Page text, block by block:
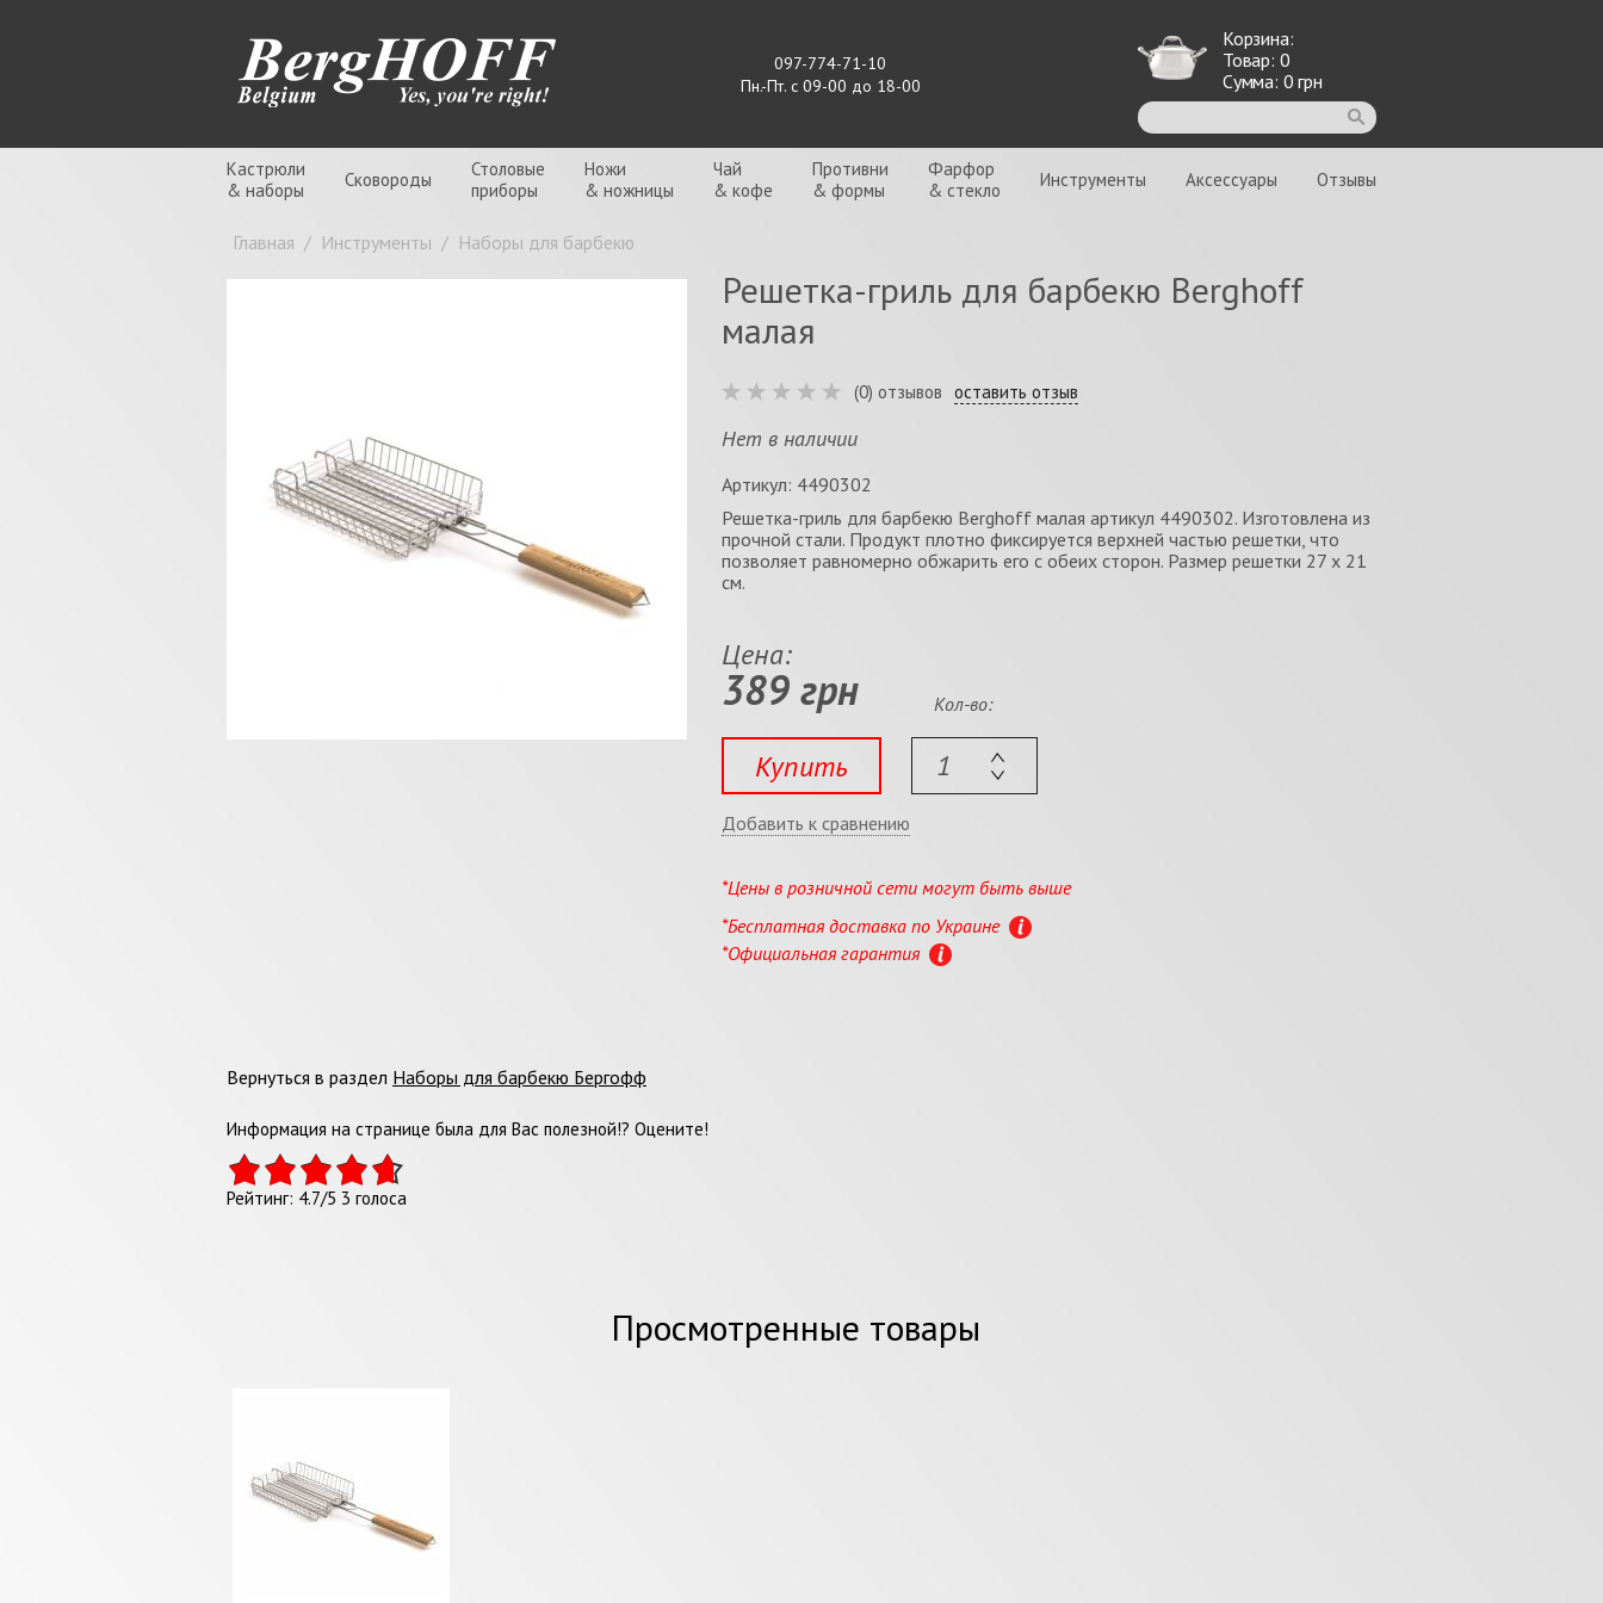
097-774-71-10
Пн.-Пт. с 09-00 до 18-00
Корзина:
Товар: 0
Сумма: 0 грн
Кастрюли
& наборы
Сковороды
Столовые
приборы
Ножи
& ножницы
Чай
& кофе
Противни
& формы
Фарфор
& стекло
Инструменты Аксессуары Отзывы
Главная / Инструменты / Наборы для барбекю
Решетка-гриль для барбекю Berghoff
малая
(0) отзывов оставить отзыв
Нет в наличии
Артикул: 4490302
Решетка-гриль для барбекю Berghoff малая артикул 4490302. Изготовлена из
прочной стали. Продукт плотно фиксируется верхней частью решетки, что
позволяет равномерно обжарить его с обеих сторон. Размер решетки 27 х 21
см.
Цена:
389 грн
Купить
Кол-во:
Добавить к сравнению
*Цены в розничной сети могут быть выше
*Бесплатная доставка по Украине
*Официальная гарантия
Вернуться в раздел Наборы для барбекю Бергофф
Информация на странице была для Вас полезной!? Оцените!
Рейтинг: 4.7/5 3 голоса
Просмотренные товары